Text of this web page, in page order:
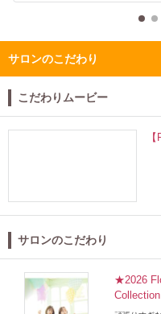
サロンのこだわり
こだわりムービー
サロンのこだわり
★2026